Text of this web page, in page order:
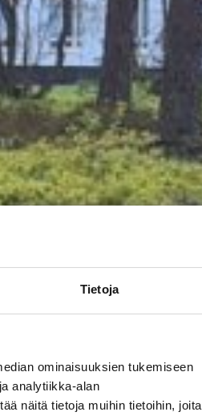
Tietoja
ominaisuuksien tukemiseen
analytiikka-alan
näitä tietoja muihin tietoihin, joita